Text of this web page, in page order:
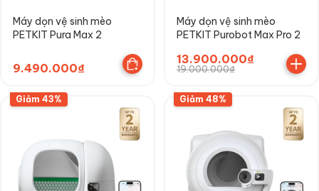
Máy dọn vệ sinh mèo
PETKIT Pura Max 2
9.490.000₫
Máy dọn vệ sinh mèo
PETKIT Purobot Max Pro 2
13.900.000₫
19.000.000₫
Giảm 43% Giảm 48%